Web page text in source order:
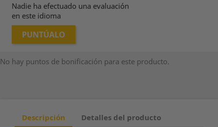
Nadie ha efectuado una evaluación
en este idioma
PUNTÚALO
No hay puntos de bonificación para este producto.
Descripción Detalles del producto